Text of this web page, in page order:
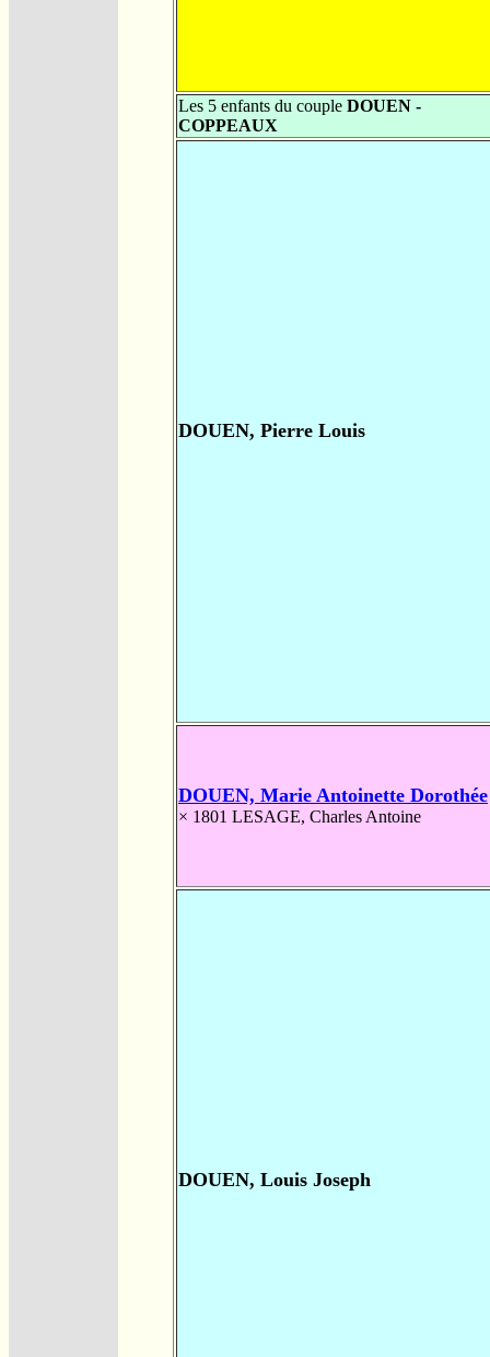
Les 5 enfants du couple DOUEN -
COPPEAUX
DOUEN, Pierre Louis
DOUEN, Marie Antoinette Dorothée
× 1801 LESAGE, Charles Antoine
DOUEN, Louis Joseph